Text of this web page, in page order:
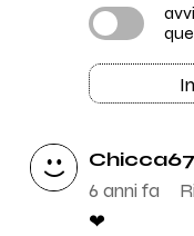
Chicca67
6 anni fa
❤